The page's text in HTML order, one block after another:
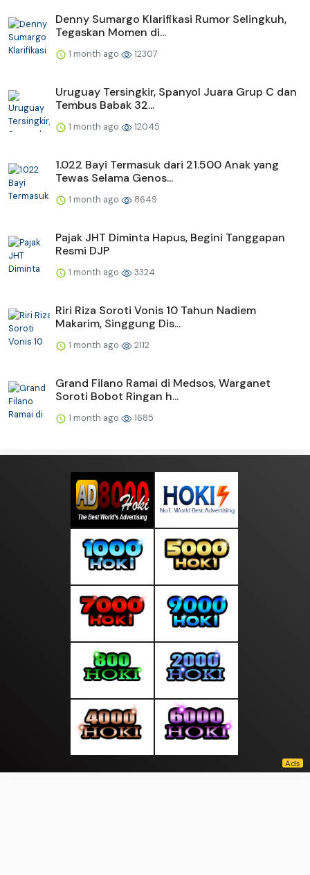
Denny Sumargo Klarifikasi Rumor Selingkuh,
Tegaskan Momen di...
1 month ago 12307
Uruguay Tersingkir, Spanyol Juara Grup C dan
Tembus Babak 32...
1 month ago 12045
1.022 Bayi Termasuk dari 21.500 Anak yang
Tewas Selama Genos...
1 month ago 8649
Pajak JHT Diminta Hapus, Begini Tanggapan
Resmi DJP
1 month ago 3324
Riri Riza Soroti Vonis 10 Tahun Nadiem
Makarim, Singgung Dis...
1 month ago 2112
Grand Filano Ramai di Medsos, Warganet
Soroti Bobot Ringan h...
1 month ago 1685